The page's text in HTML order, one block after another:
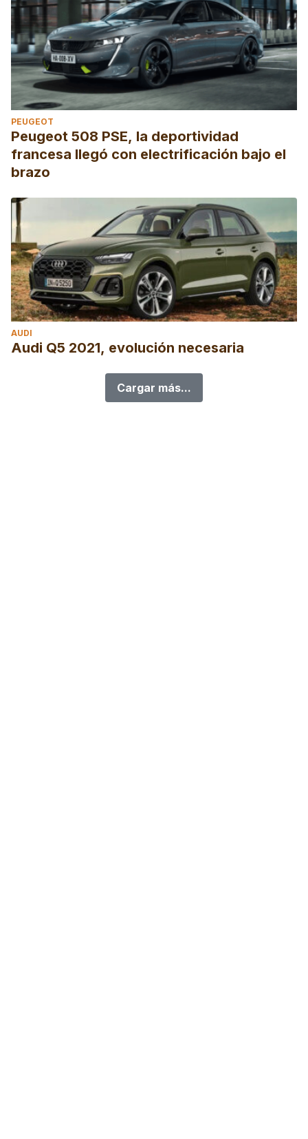
PEUGEOT
Peugeot 508 PSE, la deportividad
francesa llegó con electrificación bajo el
brazo
AUDI
Audi Q5 2021, evolución necesaria
Cargar más...